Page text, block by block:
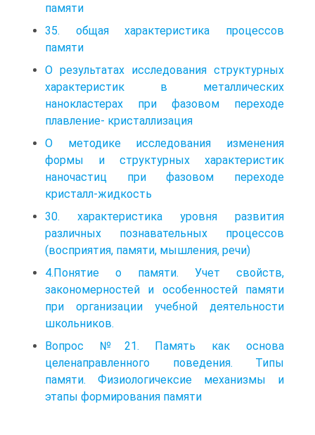
памяти
35. общая характеристика процессов
памяти
О результатах исследования структурных
характеристик в металлических
нанокластерах при фазовом переходе
плавление- кристаллизация
О методике исследования изменения
формы и структурных характеристик
наночастиц при фазовом переходе
кристалл-жидкость
30. характеристика уровня развития
различных познавательных процессов
(восприятия, памяти, мышления, речи)
4.Понятие о памяти. Учет свойств,
закономерностей и особенностей памяти
при организации учебной деятельности
школьников.
Вопрос №21. Память как основа
целенаправленного поведения. Типы
памяти. Физиологичексие механизмы и
этапы формирования памяти